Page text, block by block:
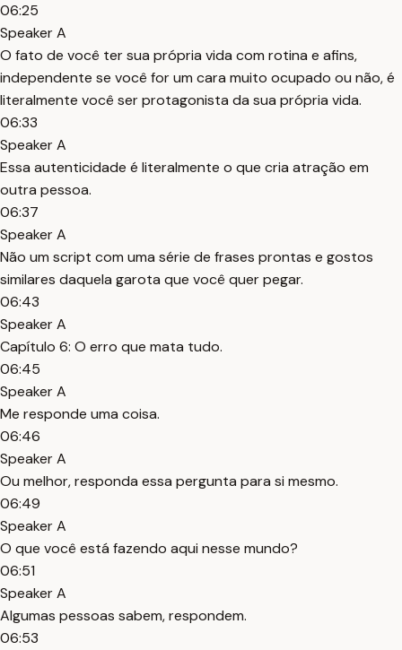
06:25
Speaker A
O fato de você ter sua própria vida com rotina e afins,
independente se você for um cara muito ocupado ou não, é
literalmente você ser protagonista da sua própria vida.
06:33
Speaker A
Essa autenticidade é literalmente o que cria atração em
outra pessoa.
06:37
Speaker A
Não um script com uma série de frases prontas e gostos
similares daquela garota que você quer pegar.
06:43
Speaker A
Capítulo 6: O erro que mata tudo.
06:45
Speaker A
Me responde uma coisa.
06:46
Speaker A
Ou melhor, responda essa pergunta para si mesmo.
06:49
Speaker A
O que você está fazendo aqui nesse mundo?
06:51
Speaker A
Algumas pessoas sabem, respondem.
06:53